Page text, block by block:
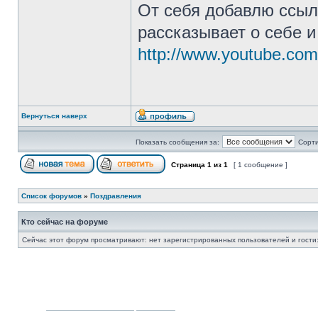
От себя добавлю
рассказывает о себе
http://
Вернуться наверх
Показать сообщения за:
Страница 1 из 1 [ 1 сообщение ]
Список форумов » Поздравления
Кто сейчас на форуме
Сейчас этот форум просматривают: нет зарегистрированных пользователей и